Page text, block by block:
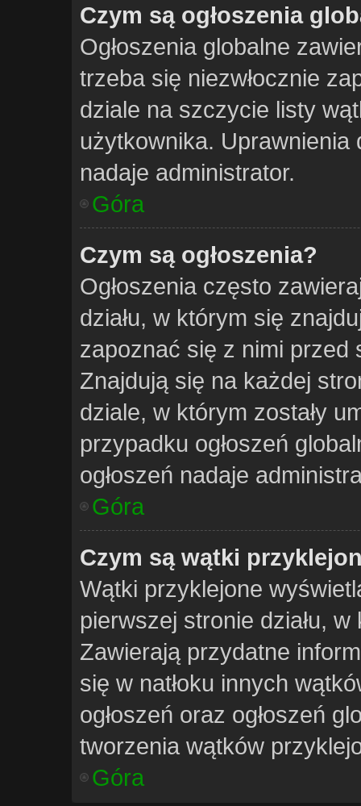
Czym są ogłoszenia
Ogłoszenia globalne
trzeba się niezwłocznie
dziale na szczycie listy
użytkownika. Uprawnienia
nadaje administrator.
Góra
Czym są ogłoszenia?
Ogłoszenia często
działu, w którym się
zapoznać się z nimi przed
Znajdują się na każdej
dziale, w którym zostały
przypadku ogłoszeń
ogłoszeń nadaje
Góra
Czym są wątki
Wątki przyklejone
pierwszej stronie działu,
Zawierają przydatne
się w natłoku innych
ogłoszeń oraz ogłoszeń
tworzenia wątków
Góra